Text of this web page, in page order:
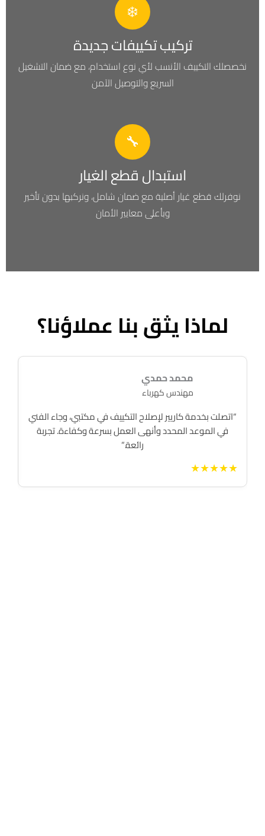
❄️
تركيب تكييفات جديدة
نخصصلك التكييف الأنسب لأي نوع استخدام، مع ضمان التشغيل
السريع والتوصيل الآمن
🔧
استبدال قطع الغيار
نوفرلك قطع غيار أصلية مع ضمان شامل، ونركبها بدون تأخير
وبأعلى معايير الأمان
لماذا يثق بنا عملاؤنا؟
محمد حمدي
مهندس كهرباء
“اتصلت بخدمة كاريير لإصلاح التكييف في مكتبي، وجاء الفني
في الموعد المحدد وأنهى العمل بسرعة وكفاءة. تجربة
رائعة.”
★★★★★